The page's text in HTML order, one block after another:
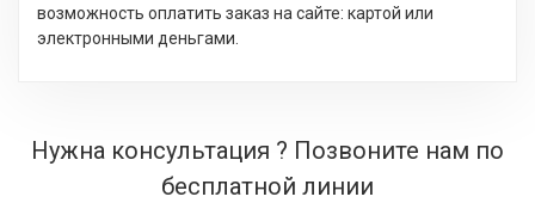
возможность оплатить заказ на сайте: картой или
электронными деньгами.
Нужна консультация ? Позвоните нам по
бесплатной линии